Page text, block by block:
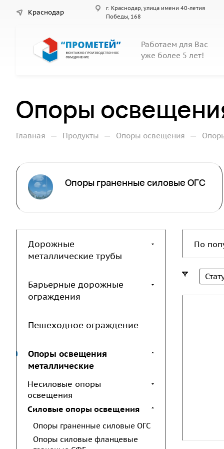
Краснодар
г. Краснодар, улица имени 40-летия
Победы, 168
Работаем для Вас
уже более 5 лет!
Опоры
Главная — Продукты — Опоры освещения —
Опоры граненные силовые ОГС
По
Дорожные
металлические трубы
Барьерные дорожные
ограждения
Пешеходное ограждение
Опоры освещения
металлические
Несиловые опоры
освещения
Силовые опоры освещения
Опоры граненные силовые ОГС
Опоры силовые фланцевые